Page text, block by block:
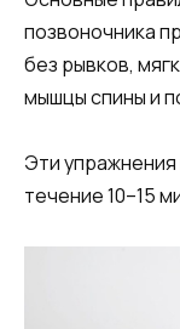
позвоночника
без рывков,
мышцы спины и
Эти
течение 10–15